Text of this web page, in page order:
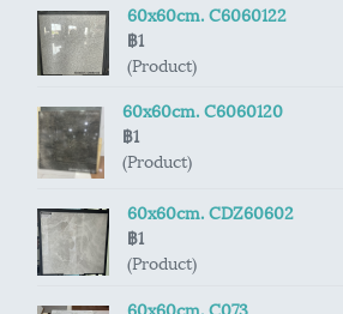
60x60cm. C6060122
฿1
(Product)
60x60cm. C6060120
฿1
(Product)
60x60cm. CDZ60602
฿1
(Product)
60x60cm. C073